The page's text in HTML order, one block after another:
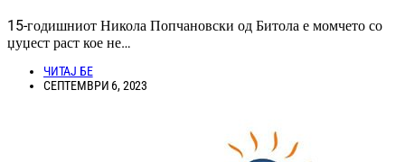
15-годишниот Никола Попчановски од Битола е момчето со
џуџест раст кое не…
ЧИТАЈ БЕ
СЕПТЕМВРИ 6, 2023